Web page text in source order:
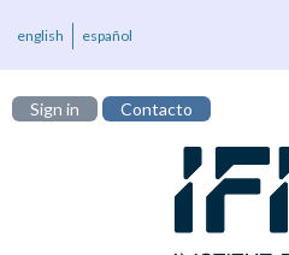
english español
Sign in Contacto